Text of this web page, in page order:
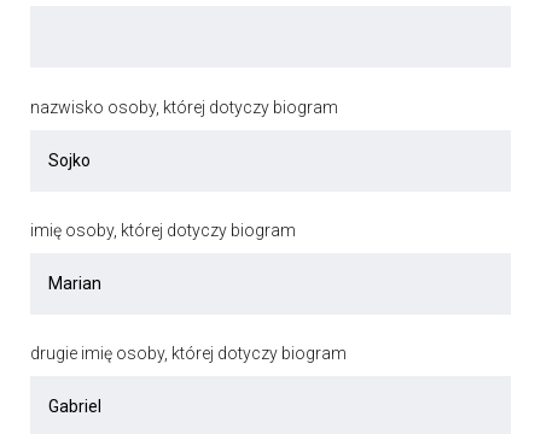
nazwisko osoby, której dotyczy biogram
imię osoby, której dotyczy biogram
drugie imię osoby, której dotyczy biogram